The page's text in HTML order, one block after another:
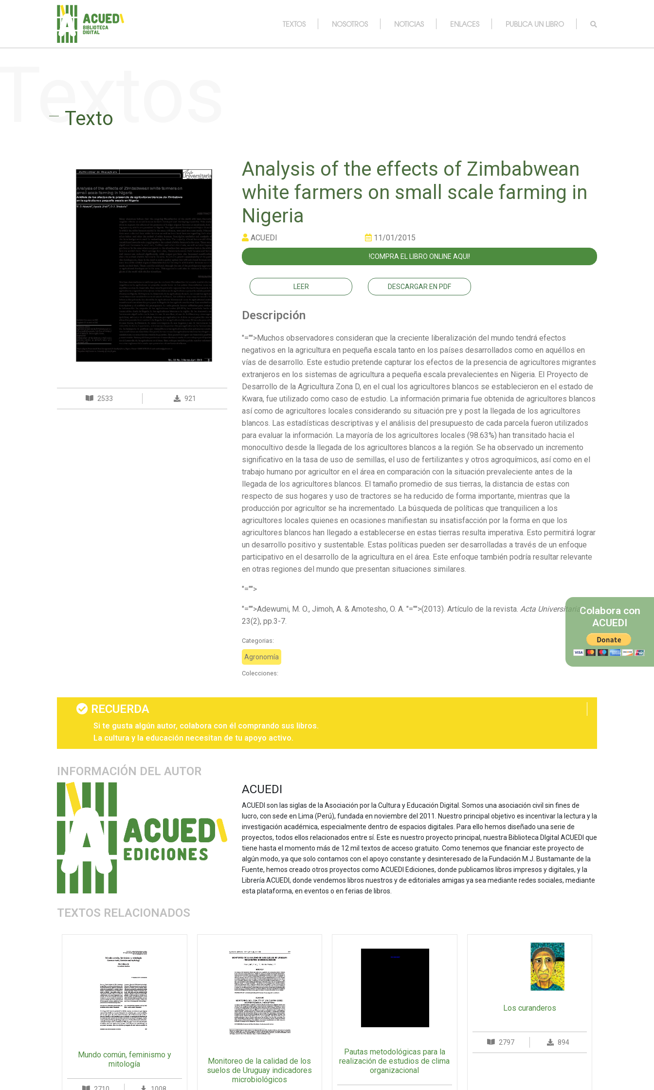
TEXTOS NOSOTROS NOTICIAS ENLACES PUBLICA UN LIBRO
Texto
2533 921
Analysis of the effects of Zimbabwean
white farmers on small scale farming in
Nigeria
ACUEDI 11/01/2015
!COMPRA EL LIBRO ONLINE AQUI!
LEER DESCARGAR EN PDF
Descripción
"="">Muchos observadores consideran que la creciente liberalización del mundo tendrá efectos
negativos en la agricultura en pequeña escala tanto en los países desarrollados como en aquéllos en
vías de desarrollo. Este estudio pretende capturar los efectos de la presencia de agricultores migrantes
extranjeros en los sistemas de agricultura a pequeña escala prevalecientes en Nigeria. El Proyecto de
Desarrollo de la Agricultura Zona D, en el cual los agricultores blancos se establecieron en el estado de
Kwara, fue utilizado como caso de estudio. La información primaria fue obtenida de agricultores blancos
así como de agricultores locales considerando su situación pre y post la llegada de los agricultores
blancos. Las estadísticas descriptivas y el análisis del presupuesto de cada parcela fueron utilizados
para evaluar la información. La mayoría de los agricultores locales (98.63%) han transitado hacia el
monocultivo desde la llegada de los agricultores blancos a la región. Se ha observado un incremento
significativo en la tasa de uso de semillas, el uso de fertilizantes y otros agroquímicos, así como en el
trabajo humano por agricultor en el área en comparación con la situación prevaleciente antes de la
llegada de los agricultores blancos. El tamaño promedio de sus tierras, la distancia de estas con
respecto de sus hogares y uso de tractores se ha reducido de forma importante, mientras que la
producción por agricultor se ha incrementado. La búsqueda de políticas que tranquilicen a los
agricultores locales quienes en ocasiones manifiestan su insatisfacción por la forma en que los
agricultores blancos han llegado a establecerse en estas tierras resulta imperativa. Esto permitirá lograr
un desarrollo positivo y sustentable. Estas políticas pueden ser desarrolladas a través de un enfoque
participativo en el desarrollo de la agricultura en el área. Este enfoque también podría resultar relevante
en otras regiones del mundo que presentan situaciones similares.
"="">
"="">Adewumi, M. O., Jimoh, A. & Amotesho, O. A. "="">(2013). Artículo de la revista. Acta Universitaria,
23(2), pp.3-7.
Categorias:
Agronomía
Colecciones:
RECUERDA
Si te gusta algún autor, colabora con él comprando sus libros.
La cultura y la educación necesitan de tu apoyo activo.
INFORMACIÓN DEL AUTOR
ACUEDI
ACUEDI son las siglas de la Asociación por la Cultura y Educación Digital. Somos una asociación civil sin fines de
lucro, con sede en Lima (Perú), fundada en noviembre del 2011. Nuestro principal objetivo es incentivar la lectura y la
investigación académica, especialmente dentro de espacios digitales. Para ello hemos diseñado una serie de
proyectos, todos ellos relacionados entre sí. Este es nuestro proyecto principal, nuestra Biblioteca DIgital ACUEDI que
tiene hasta el momento más de 12 mil textos de acceso gratuito. Como tenemos que financiar este proyecto de
algún modo, ya que solo contamos con el apoyo constante y desinteresado de la Fundación M.J. Bustamante de la
Fuente, hemos creado otros proyectos como ACUEDI Ediciones, donde publicamos libros impresos y digitales, y la
Librería ACUEDI, donde vendemos libros nuestros y de editoriales amigas ya sea mediante redes sociales, mediante
esta plataforma, en eventos o en ferias de libros.
TEXTOS RELACIONADOS
Mundo común, feminismo y
mitología
Monitoreo de la calidad de los
suelos de Uruguay indicadores
microbiológicos
Pautas metodológicas para la
realización de estudios de clima
organizacional
Los curanderos
2797 894
Colabora con
ACUEDI